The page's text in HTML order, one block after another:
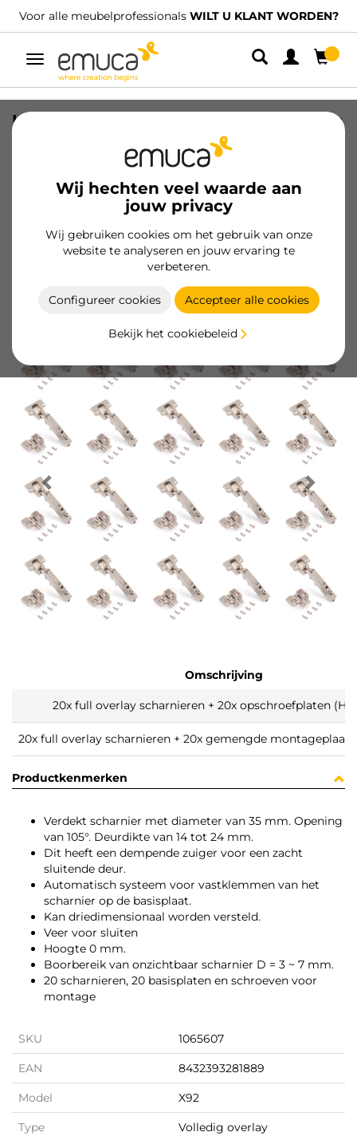
Voor alle meubelprofessionals WILT U KLANT WORDEN?
Umschaltbare
Navigation
Wij hechten veel waarde aan
jouw privacy
Wij gebruiken cookies om het gebruik van onze
website te analyseren en jouw ervaring te
verbeteren.
Configureer cookies Accepteer alle cookies
Bekijk het cookiebeleid
Lot van 20 volledig overlay scharnieren
X92 opening scharnieren met zachte
sluiting en opschroeven, Hoogte 0,
Staal, Vernikkeld
8432393281889
Klant worden
Productspecificatie
Omschrijving
20x full overlay scharnieren + 20x opschroefplaten
20x full overlay scharnieren + 20x gemengde
Productkenmerken
Verdekt scharnier met diameter van 35 mm. Opening
van 105°. Deurdikte van 14 tot 24 mm.
Dit heeft een dempende zuiger voor een zacht
sluitende deur.
Automatisch systeem voor vastklemmen van het
scharnier op de basisplaat.
Kan driedimensionaal worden versteld.
Veer voor sluiten
Hoogte 0 mm.
Boorbereik van onzichtbaar scharnier D = 3 ~ 7 mm.
20 scharnieren, 20 basisplaten en schroeven voor
montage
SKU 1065607
EAN 8432393281889
Model X92
Type Volledig overlay